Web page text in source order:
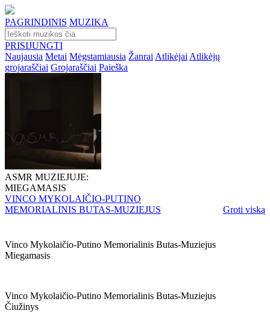
PAGRINDINIS MUZIKA
PRISIJUNGTI
Naujausia Metai Mėgstamiausia Žanrai Atlikėjai Atlikėjų
grojaraščiai Grojaraščiai Paieška
ASMR MUZIEJUJE:
MIEGAMASIS
VINCO MYKOLAIČIO-PUTINO
MEMORIALINIS BUTAS-MUZIEJUS
Groti viską
Vinco Mykolaičio-Putino Memorialinis Butas-Muziejus
Miegamasis
Vinco Mykolaičio-Putino Memorialinis Butas-Muziejus
Čiužinys